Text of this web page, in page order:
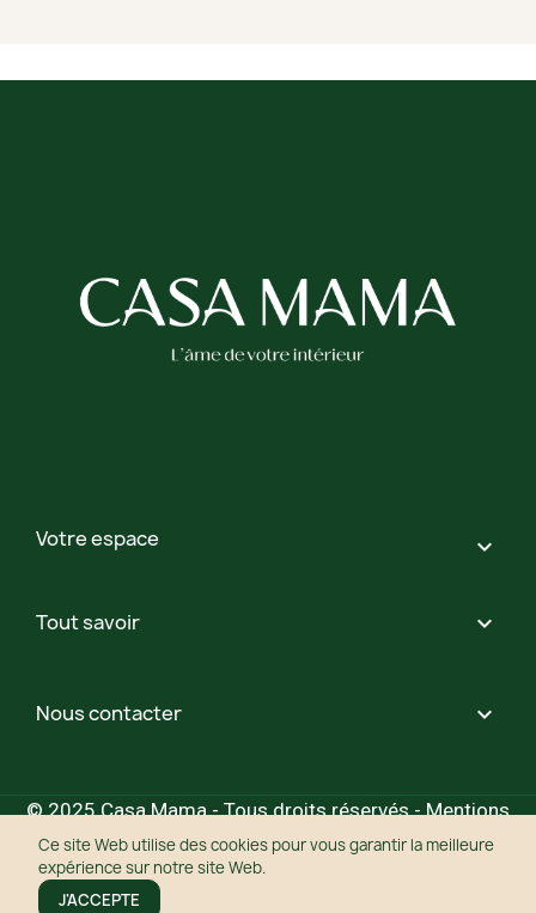
Votre espace 
Tout savoir 
Nous contacter 
© 2025 Casa Mama - Tous droits réservés -Mentions
légales- CréationAgence Mycom
Ce site Web utilise des cookies pour vous garantir la meilleure
expérience sur notre site Web.
J'ACCEPTE